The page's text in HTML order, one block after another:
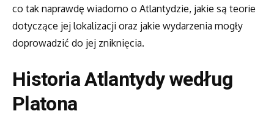
co tak naprawdę wiadomo o Atlantydzie, jakie są teorie
dotyczące jej lokalizacji oraz jakie wydarzenia mogły
doprowadzić do jej zniknięcia.
Historia Atlantydy według
Platona